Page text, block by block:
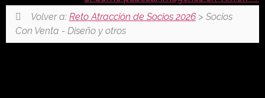
Volver a: Reto Atracción de Socios 2026> Socios
Con Venta - Diseño y otros